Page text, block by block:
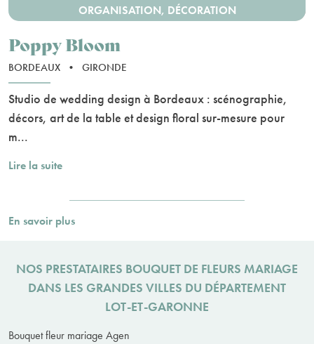
ORGANISATION, DÉCORATION
Poppy Bloom
BORDEAUX • GIRONDE
Studio de wedding design à Bordeaux : scénographie,
décors, art de la table et design floral sur-mesure pour
m...
Lire la suite
En savoir plus
NOS PRESTATAIRES BOUQUET DE FLEURS MARIAGE
DANS LES GRANDES VILLES DU DÉPARTEMENT
LOT-ET-GARONNE
Bouquet fleur mariage Agen